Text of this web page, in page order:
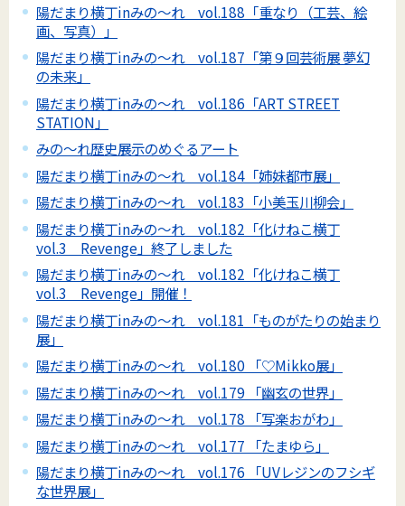
陽だまり横丁inみの～れ vol.188「重なり（工芸、絵
画、写真）」
陽だまり横丁inみの～れ vol.187「第９回芸術展 夢幻
の未来」
陽だまり横丁inみの～れ vol.186「ART STREET
STATION」
みの～れ歴史展示のめぐるアート
陽だまり横丁inみの～れ vol.184「姉妹都市展」
陽だまり横丁inみの～れ vol.183「小美玉川柳会」
陽だまり横丁inみの～れ vol.182「化けねこ横丁
vol.3 Revenge」終了しました
陽だまり横丁inみの～れ vol.182「化けねこ横丁
vol.3 Revenge」開催！
陽だまり横丁inみの～れ vol.181「ものがたりの始まり
展」
陽だまり横丁inみの～れ vol.180 「♡Mikko展」
陽だまり横丁inみの～れ vol.179 「幽玄の世界」
陽だまり横丁inみの～れ vol.178 「写楽おがわ」
陽だまり横丁inみの～れ vol.177 「たまゆら」
陽だまり横丁inみの～れ vol.176 「UVレジンのフシギ
な世界展」